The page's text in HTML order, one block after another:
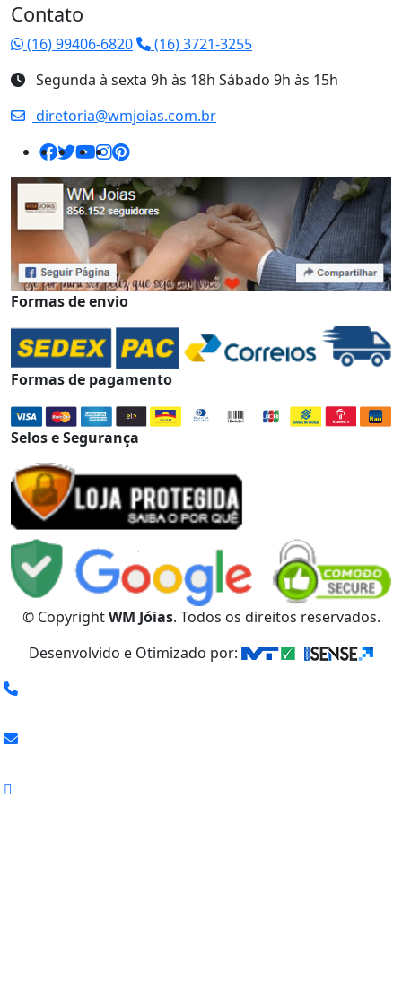
Contato
(16) 99406-6820
(16) 3721-3255
Segunda à sexta 9h às 18h Sábado 9h às 15h
diretoria@wmjoias.com.br
Formas de envio
Formas de pagamento
Selos e Segurança
© CopyrightWM Jóias. Todos os direitos reservados.
Desenvolvido e Otimizado por: